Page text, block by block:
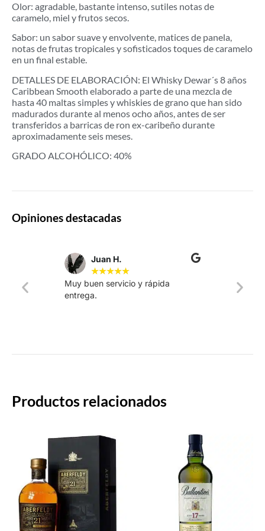
Olor: agradable, bastante intenso, sutiles notas de
caramelo, miel y frutos secos.
Sabor: un sabor suave y envolvente, matices de panela,
notas de frutas tropicales y sofisticados toques de caramelo
en un final estable.
DETALLES DE ELABORACIÓN: El Whisky Dewar´s 8 años
Caribbean Smooth elaborado a parte de una mezcla de
hasta 40 maltas simples y whiskies de grano que han sido
madurados durante al menos ocho años, antes de ser
transferidos a barricas de ron ex-caribeño durante
aproximadamente seis meses.
GRADO ALCOHÓLICO: 40%
Opiniones destacadas
Juan H.
★★★★★
Muy buen servicio y rápida
entrega.
La
Productos relacionados